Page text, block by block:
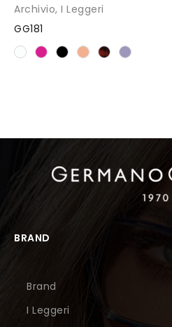
Archivio, I Leggeri
GG181
BRAND
Brand
I Leggeri